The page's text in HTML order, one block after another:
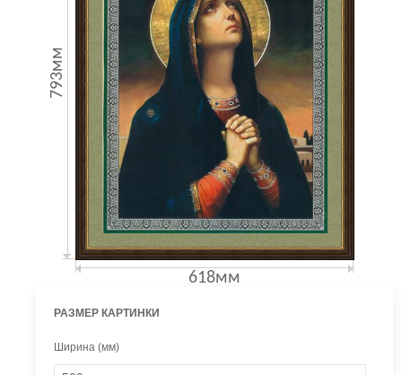
793мм
618мм
РАЗМЕР КАРТИНКИ
Ширина (мм)